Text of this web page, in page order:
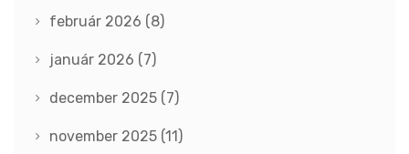
február 2026 (8)
január 2026 (7)
december 2025 (7)
november 2025 (11)